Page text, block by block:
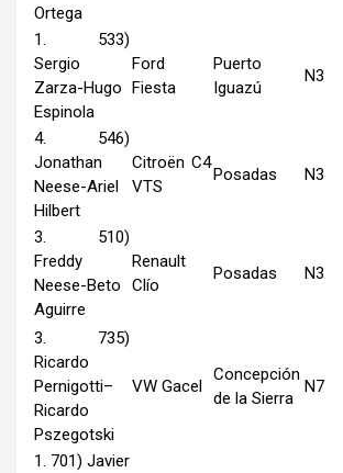
Ortega
1. 533)
Sergio
Zarza-Hugo
Espinola
Ford
Fiesta
Puerto
Iguazú
N3
4. 546)
Jonathan
Neese-Ariel
Hilbert
Citroën C4
VTS
Posadas N3
3. 510)
Freddy
Neese-Beto
Aguirre
Renault
Clío
Posadas N3
3. 735)
Ricardo
Pernigotti–
Ricardo
Pszegotski
VW Gacel
Concepción
de la Sierra
N7
1. 701) Javier